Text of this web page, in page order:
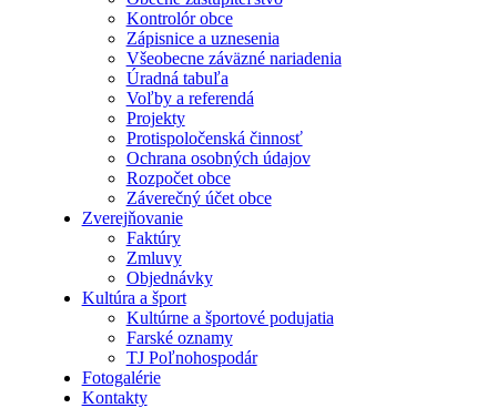
Kontrolór obce
Zápisnice a uznesenia
Všeobecne záväzné nariadenia
Úradná tabuľa
Voľby a referendá
Projekty
Protispoločenská činnosť
Ochrana osobných údajov
Rozpočet obce
Záverečný účet obce
Zverejňovanie
Faktúry
Zmluvy
Objednávky
Kultúra a šport
Kultúrne a športové podujatia
Farské oznamy
TJ Poľnohospodár
Fotogalérie
Kontakty